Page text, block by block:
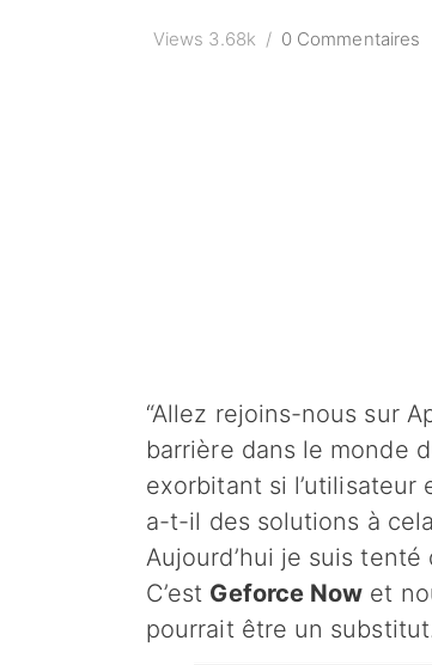
Views 3.68k 0 Commentaires
“Allez rejoins-nous sur
barrière dans le monde
exorbitant si
a-t-il des solutions à
Aujourd’hui je suis
C’est Geforce Now et
pourrait être un